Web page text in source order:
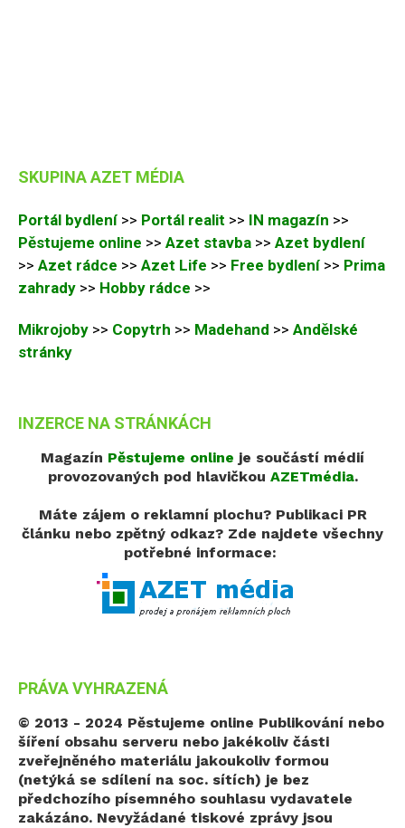
SKUPINA AZET MÉDIA
Portál bydlení >> Portál realit >> IN magazín >>
Pěstujeme online >> Azet stavba >> Azet bydlení
>> Azet rádce >> Azet Life >> Free bydlení >> Prima
zahrady >> Hobby rádce >>
Mikrojoby >> Copytrh >> Madehand >> Andělské
stránky
INZERCE NA STRÁNKÁCH
Magazín Pěstujeme online je součástí médií
provozovaných pod hlavičkou AZETmédia.
Máte zájem o reklamní plochu? Publikaci PR
článku nebo zpětný odkaz? Zde najdete všechny
potřebné informace:
PRÁVA VYHRAZENÁ
© 2013 - 2024 Pěstujeme online Publikování nebo
šíření obsahu serveru nebo jakékoliv části
zveřejněného materiálu jakoukoliv formou
(netýká se sdílení na soc. sítích) je bez
předchozího písemného souhlasu vydavatele
zakázáno. Nevyžádané tiskové zprávy jsou